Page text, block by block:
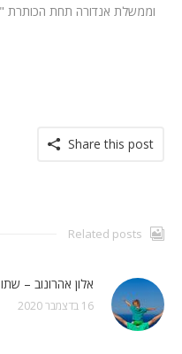
וממשלת אנדורה תחת הכותרת
Share this post
Related posts
אלון אהרונוב –
16 בדצמבר 2020